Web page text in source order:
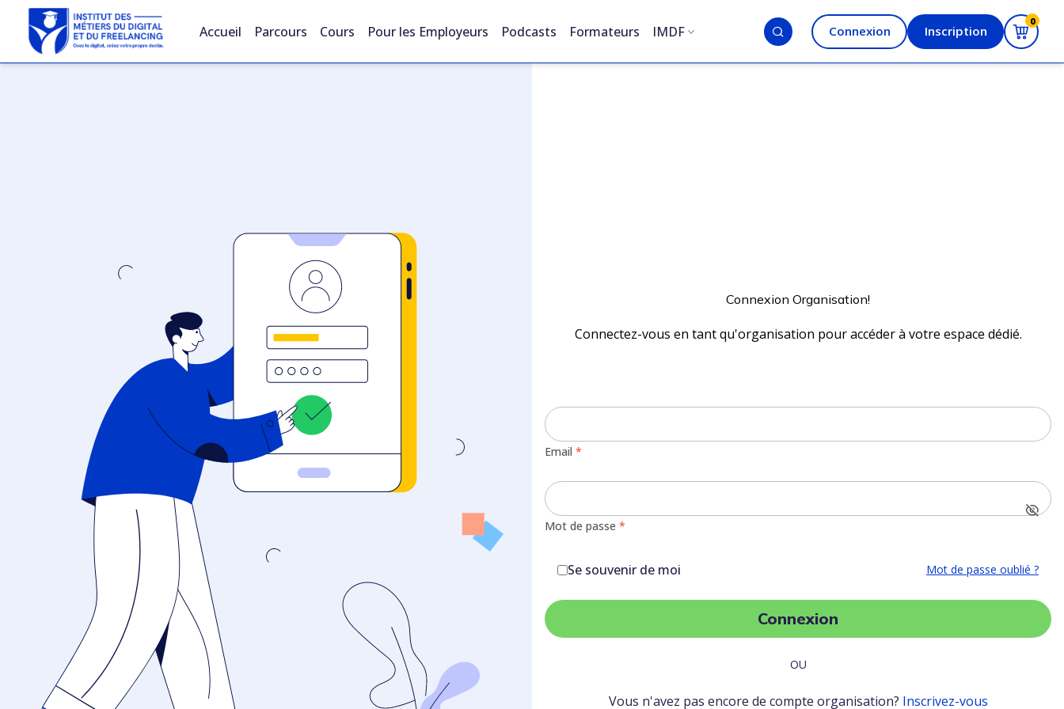
Accueil Parcours Cours Pour les Employeurs Podcasts Formateurs IMDF Connexion Inscription
0
Connexion Organisation!
Connectez-vous en tant qu'organisation pour accéder à votre espace dédié.
Email *
Mot de passe *
Se souvenir de moi Mot de passe oublié ?
Connexion
OU
Vous n'avez pas encore de compte organisation? Inscrivez-vous